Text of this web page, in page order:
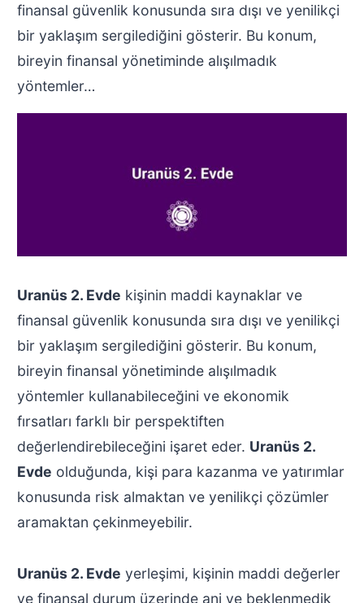
finansal güvenlik konusunda sıra dışı ve yenilikçi
bir yaklaşım sergilediğini gösterir. Bu konum,
bireyin finansal yönetiminde alışılmadık
yöntemler…
Uranüs 2. Evde kişinin maddi kaynaklar ve
finansal güvenlik konusunda sıra dışı ve yenilikçi
bir yaklaşım sergilediğini gösterir. Bu konum,
bireyin finansal yönetiminde alışılmadık
yöntemler kullanabileceğini ve ekonomik
fırsatları farklı bir perspektiften
değerlendirebileceğini işaret eder. Uranüs 2.
Evde olduğunda, kişi para kazanma ve yatırımlar
konusunda risk almaktan ve yenilikçi çözümler
aramaktan çekinmeyebilir.
Uranüs 2. Evde yerleşimi, kişinin maddi değerler
ve finansal durum üzerinde ani ve beklenmedik